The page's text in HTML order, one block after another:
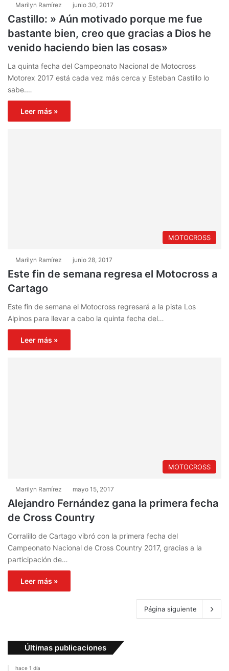
Marilyn Ramírez junio 30, 2017
Castillo: » Aún motivado porque me fue
bastante bien, creo que gracias a Dios he
venido haciendo bien las cosas»
La quinta fecha del Campeonato Nacional de Motocross
Motorex 2017 está cada vez más cerca y Esteban Castillo lo
sabe.…
Leer más »
MOTOCROSS
Marilyn Ramírez junio 28, 2017
Este fin de semana regresa el Motocross a
Cartago
Este fin de semana el Motocross regresará a la pista Los
Alpinos para llevar a cabo la quinta fecha del…
Leer más »
MOTOCROSS
Marilyn Ramírez mayo 15, 2017
Alejandro Fernández gana la primera fecha
de Cross Country
Corralillo de Cartago vibró con la primera fecha del
Campeonato Nacional de Cross Country 2017, gracias a la
participación de…
Leer más »
Página siguiente
Últimas publicaciones
hace 1 día